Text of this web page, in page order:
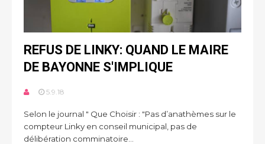
REFUS DE LINKY: QUAND LE MAIRE
DE BAYONNE S'IMPLIQUE
5.9.18
Selon le journal " Que Choisir : "Pas d’anathèmes sur le
compteur Linky en conseil municipal, pas de
délibération comminatoire...